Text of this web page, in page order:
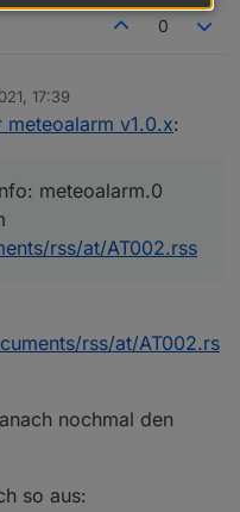
0
17:39
meteoalarm v1.0.x:
meteoalarm.0
rss/at/AT002.rss
rss/at/AT002.rs
nochmal den
so aus: